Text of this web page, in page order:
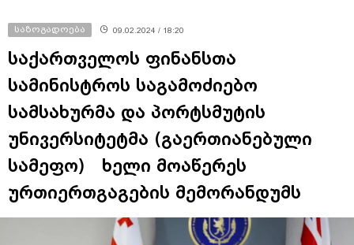
საზოგადოება 09.02.2024 / 18:20
საქართველოს ფინანსთა
სამინისტროს საგამოძიებო
სამსახურმა და პორტსმუტის
უნივერსიტეტმა (გაერთიანებული
სამეფო) ხელი მოაწერეს
ურთიერთგაგების მემორანდუმს